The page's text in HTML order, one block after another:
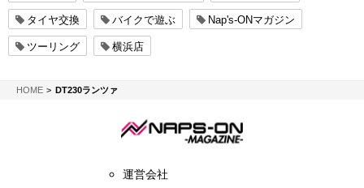
タイヤ交換 バイクで遊ぶ Nap's-ONマガジン
ツーリング 横浜店
HOMENAPS-ON マガジン
DT230ランツァ
運営会社